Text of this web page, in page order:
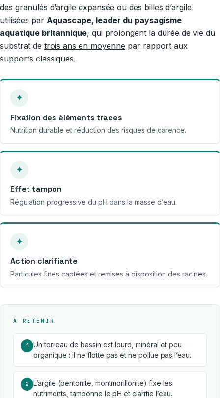
des granulés d’argile expansée ou des billes d’argile
utilisées par Aquascape, leader du paysagisme
aquatique britannique, qui prolongent la durée de vie du
substrat de trois ans en moyenne par rapport aux
supports classiques.
✦
Fixation des éléments traces
Nutrition durable et réduction des risques de carence.
✦
Effet tampon
Régulation progressive du pH dans la masse d’eau.
✦
Action clarifiante
Particules fines captées et remises à disposition des racines.
À RETENIR
1
Un terreau de bassin est lourd, minéral et peu
organique : il ne flotte pas et ne pollue pas l’eau.
2
L’argile (bentonite, montmorillonite) fixe les
nutriments, tamponne le pH et clarifie l’eau.